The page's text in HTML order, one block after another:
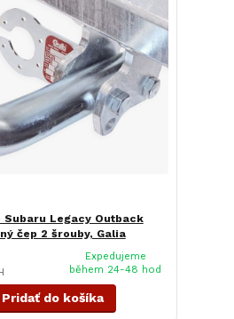
Subaru Legacy Outback
čep 2 šrouby, Galia
Expedujeme
během 24-48 hod
Pridať do košíka